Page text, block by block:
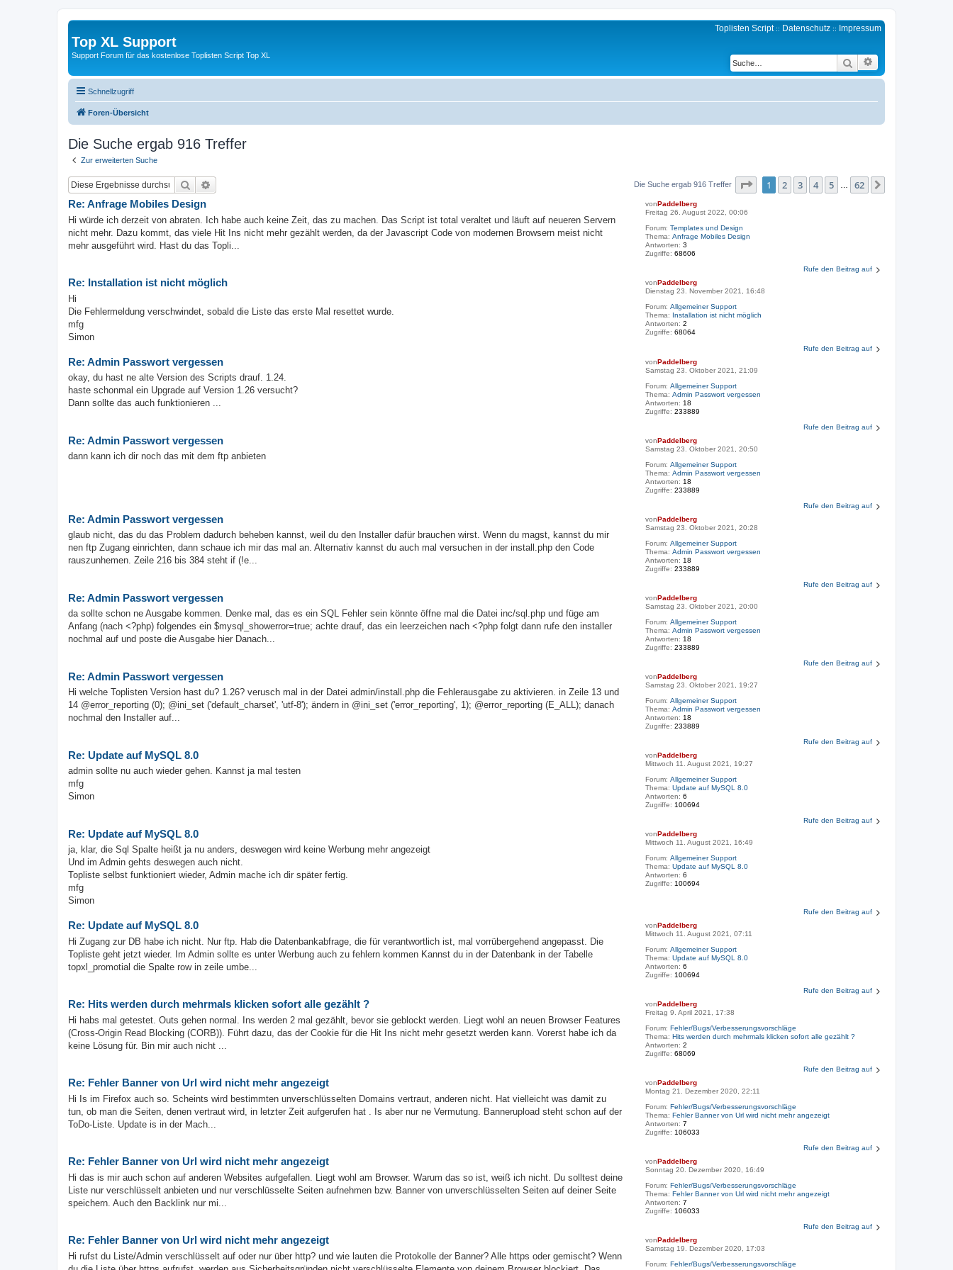
Top XL Support
Support Forum für das kostenlose Toplisten Script Top XL
Toplisten Script:: Datenschutz :: Impressum
Suche
Schnellzugriff
Foren-Übersicht
Die Suche ergab 916 Treffer
Zur erweiterten Suche
Suche Die Suche ergab 916 Treffer Seite von62
1 2 3 4 5 62
vonPaddelberg
Freitag 26. August 2022, 00:06
Forum:Templates und Design
Thema:Anfrage Mobiles Design
Antworten:3
Zugriffe:68606
Re: Anfrage Mobiles Design
Hi würde ich derzeit von abraten. Ich habe auch keine Zeit, das zu machen. Das Script ist total veraltet und läuft auf neueren Servern
nicht mehr. Dazu kommt, das viele Hit Ins nicht mehr gezählt werden, da der Javascript Code von modernen Browsern meist nicht
mehr ausgeführt wird. Hast du das Topli...
Rufe den Beitrag auf
vonPaddelberg
Dienstag 23. November 2021, 16:48
Forum:Allgemeiner Support
Thema: Installation ist nicht möglich
Antworten:2
Zugriffe:68064
Re: Installation ist nicht möglich
Hi
Die Fehlermeldung verschwindet, sobald die Liste das erste Mal resettet wurde.
mfg
Simon
Rufe den Beitrag auf
vonPaddelberg
Samstag 23. Oktober 2021, 21:09
Forum:Allgemeiner Support
Thema:Admin Passwort vergessen
Antworten: 18
Zugriffe:233889
Re: Admin Passwort vergessen
okay, du hast ne alte Version des Scripts drauf. 1.24.
haste schonmal ein Upgrade auf Version 1.26 versucht?
Dann sollte das auch funktionieren ...
Rufe den Beitrag auf
vonPaddelberg
Samstag 23. Oktober 2021, 20:50
Forum:Allgemeiner Support
Thema:Admin Passwort vergessen
Antworten: 18
Zugriffe:233889
Re: Admin Passwort vergessen
dann kann ich dir noch das mit dem ftp anbieten
Rufe den Beitrag auf
vonPaddelberg
Samstag 23. Oktober 2021, 20:28
Forum:Allgemeiner Support
Thema:Admin Passwort vergessen
Antworten: 18
Zugriffe:233889
Re: Admin Passwort vergessen
glaub nicht, das du das Problem dadurch beheben kannst, weil du den Installer dafür brauchen wirst. Wenn du magst, kannst du mir
nen ftp Zugang einrichten, dann schaue ich mir das mal an. Alternativ kannst du auch mal versuchen in der install.php den Code
rauszunhemen. Zeile 216 bis 384 steht if (!e...
Rufe den Beitrag auf
vonPaddelberg
Samstag 23. Oktober 2021, 20:00
Forum:Allgemeiner Support
Thema:Admin Passwort vergessen
Antworten: 18
Zugriffe:233889
Re: Admin Passwort vergessen
da sollte schon ne Ausgabe kommen. Denke mal, das es ein SQL Fehler sein könnte öffne mal die Datei inc/sql.php und füge am
Anfang (nach <?php) folgendes ein $mysql_showerror=true; achte drauf, das ein leerzeichen nach <?php folgt dann rufe den installer
nochmal auf und poste die Ausgabe hier Danach...
Rufe den Beitrag auf
vonPaddelberg
Samstag 23. Oktober 2021, 19:27
Forum:Allgemeiner Support
Thema:Admin Passwort vergessen
Antworten: 18
Zugriffe:233889
Re: Admin Passwort vergessen
Hi welche Toplisten Version hast du? 1.26? verusch mal in der Datei admin/install.php die Fehlerausgabe zu aktivieren. in Zeile 13 und
14 @error_reporting (0); @ini_set ('default_charset', 'utf-8'); ändern in @ini_set ('error_reporting', 1); @error_reporting (E_ALL); danach
nochmal den Installer auf...
Rufe den Beitrag auf
vonPaddelberg
Mittwoch 11. August 2021, 19:27
Forum:Allgemeiner Support
Thema:Update auf MySQL 8.0
Antworten:6
Zugriffe: 100694
Re: Update auf MySQL 8.0
admin sollte nu auch wieder gehen. Kannst ja mal testen
mfg
Simon
Rufe den Beitrag auf
vonPaddelberg
Mittwoch 11. August 2021, 16:49
Forum:Allgemeiner Support
Thema:Update auf MySQL 8.0
Antworten:6
Zugriffe: 100694
Re: Update auf MySQL 8.0
ja, klar, die Sql Spalte heißt ja nu anders, deswegen wird keine Werbung mehr angezeigt
Und im Admin gehts deswegen auch nicht.
Topliste selbst funktioniert wieder, Admin mache ich dir später fertig.
mfg
Simon
Rufe den Beitrag auf
vonPaddelberg
Mittwoch 11. August 2021, 07:11
Forum:Allgemeiner Support
Thema:Update auf MySQL 8.0
Antworten:6
Zugriffe: 100694
Re: Update auf MySQL 8.0
Hi Zugang zur DB habe ich nicht. Nur ftp. Hab die Datenbankabfrage, die für verantwortlich ist, mal vorrübergehend angepasst. Die
Topliste geht jetzt wieder. Im Admin sollte es unter Werbung auch zu fehlern kommen Kannst du in der Datenbank in der Tabelle
topxl_promotial die Spalte row in zeile umbe...
Rufe den Beitrag auf
vonPaddelberg
Freitag 9. April 2021, 17:38
Forum:Fehler/Bugs/Verbesserungsvorschläge
Thema:Hits werden durch mehrmals klicken sofort alle gezählt ?
Antworten:2
Zugriffe:68069
Re: Hits werden durch mehrmals klicken sofort alle gezählt ?
Hi habs mal getestet. Outs gehen normal. Ins werden 2 mal gezählt, bevor sie geblockt werden. Liegt wohl an neuen Browser Features
(Cross-Origin Read Blocking (CORB)). Führt dazu, das der Cookie für die Hit Ins nicht mehr gesetzt werden kann. Vorerst habe ich da
keine Lösung für. Bin mir auch nicht ...
Rufe den Beitrag auf
vonPaddelberg
Montag 21. Dezember 2020, 22:11
Forum:Fehler/Bugs/Verbesserungsvorschläge
Thema:Fehler Banner von Url wird nicht mehr angezeigt
Antworten:7
Zugriffe: 106033
Re: Fehler Banner von Url wird nicht mehr angezeigt
Hi Is im Firefox auch so. Scheints wird bestimmten unverschlüsselten Domains vertraut, anderen nicht. Hat vielleicht was damit zu
tun, ob man die Seiten, denen vertraut wird, in letzter Zeit aufgerufen hat . Is aber nur ne Vermutung. Bannerupload steht schon auf der
ToDo-Liste. Update is in der Mach...
Rufe den Beitrag auf
vonPaddelberg
Sonntag 20. Dezember 2020, 16:49
Forum:Fehler/Bugs/Verbesserungsvorschläge
Thema:Fehler Banner von Url wird nicht mehr angezeigt
Antworten:7
Zugriffe: 106033
Re: Fehler Banner von Url wird nicht mehr angezeigt
Hi das is mir auch schon auf anderen Websites aufgefallen. Liegt wohl am Browser. Warum das so ist, weiß ich nicht. Du solltest deine
Liste nur verschlüsselt anbieten und nur verschlüsselte Seiten aufnehmen bzw. Banner von unverschlüsselten Seiten auf deiner Seite
speichern. Auch den Backlink nur mi...
Rufe den Beitrag auf
vonPaddelberg
Samstag 19. Dezember 2020, 17:03
Forum:Fehler/Bugs/Verbesserungsvorschläge
Re: Fehler Banner von Url wird nicht mehr angezeigt
Hi rufst du Liste/Admin verschlüsselt auf oder nur über http? und wie lauten die Protokolle der Banner? Alle https oder gemischt? Wenn